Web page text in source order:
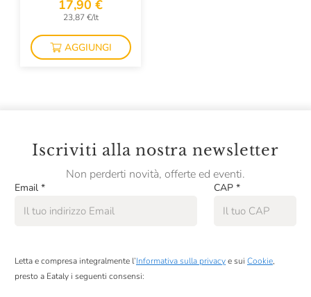
Colterenzio
Contini
Cotar
Croci
Denis Montanar
17,90 €
23,87 €/lt
AGGIUNGI
Iscriviti alla nostra newsletter
Non perderti novità, offerte ed eventi.
Email * CAP *
Letta e compresa integralmente l’Informativa sulla privacye sui Cookie,
presto a Eataly i seguenti consensi: